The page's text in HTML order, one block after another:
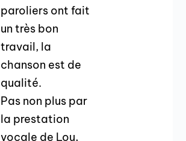
paroliers ont fait
un très bon
travail, la
chanson est de
qualité.
Pas non plus par
la prestation
vocale de Lou,